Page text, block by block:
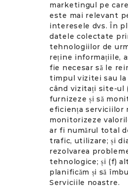
marketingul pe
este mai relevant
interesele dvs. În
datele colectate
tehnologiilor de
reține informațiile,
fie necesar să le
timpul vizitei sau la
când vizitați site-ul
furnizeze și să
eficiența serviciilor
monitorizeze
ar fi numărul total
trafic, utilizare; și
rezolvarea
tehnologice; și (f)
planificăm și să
Serviciile noastre.